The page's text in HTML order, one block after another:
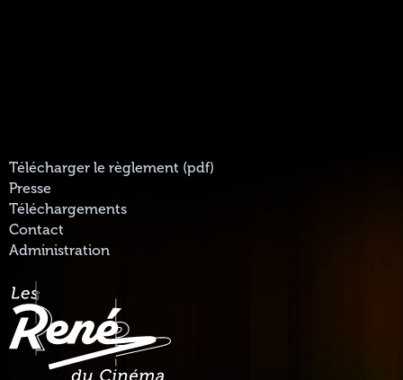
Télécharger le règlement (pdf)
Presse
Téléchargements
Contact
Administration